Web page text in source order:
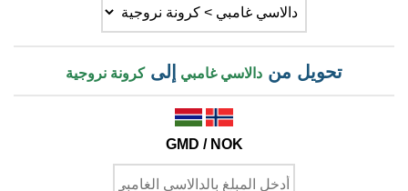
تحويل من دالاسي غامبي إلىكرونة نروجية
GMD / NOK